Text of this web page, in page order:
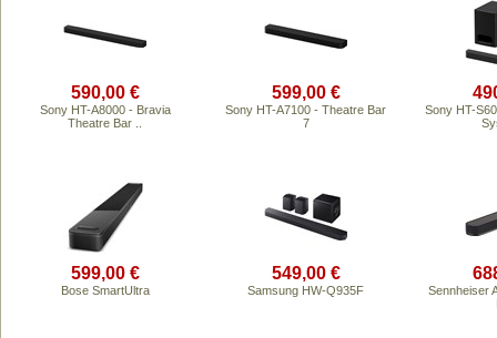
590,00 €
Sony HT-A8000 - Bravia
Theatre Bar ..
599,00 €
Sony HT-A7100 - Theatre Bar
7
Sony HT-
599,00 €
Bose SmartUltra
549,00 €
Samsung HW-Q935F
Sennheiser